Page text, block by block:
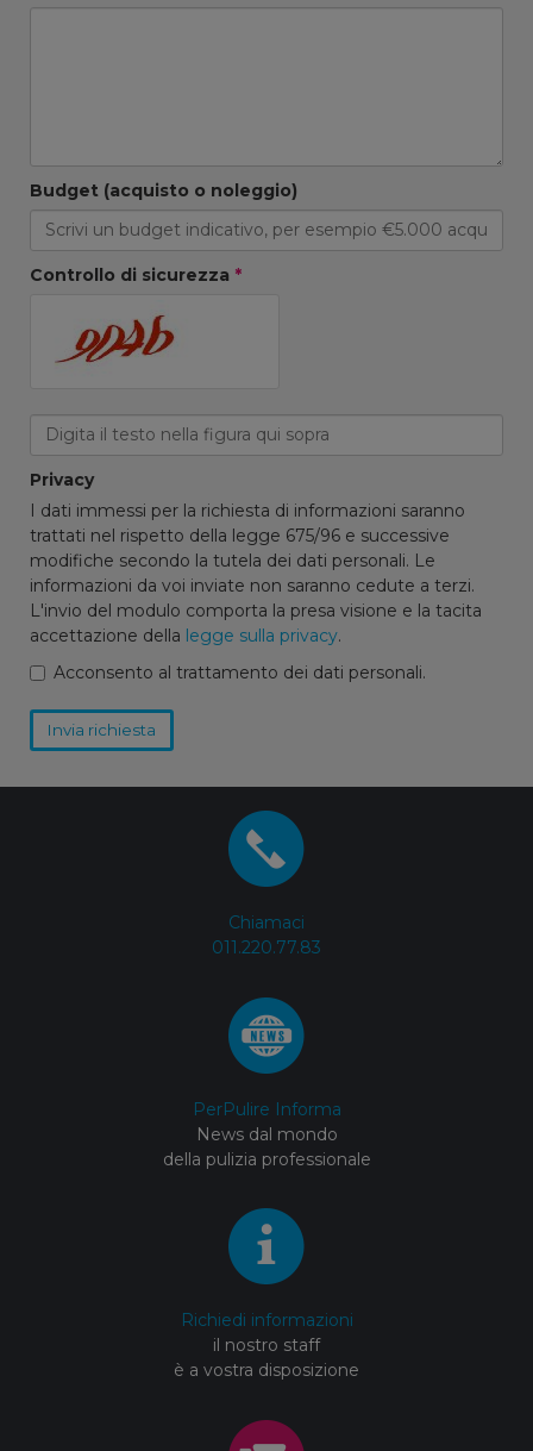
Budget (acquisto o noleggio)
Controllo di sicurezza *
Privacy
I dati immessi per la richiesta di informazioni saranno
trattati nel rispetto della legge 675/96 e successive
modifiche secondo la tutela dei dati personali. Le
informazioni da voi inviate non saranno cedute a terzi.
L'invio del modulo comporta la presa visione e la tacita
accettazione della legge sulla privacy.
Acconsento al trattamento dei dati personali.
Invia richiesta
Chiamaci
011.220.77.83
PerPulire Informa
News dal mondo
della pulizia professionale
Richiedi informazioni
il nostro staff
è a vostra disposizione